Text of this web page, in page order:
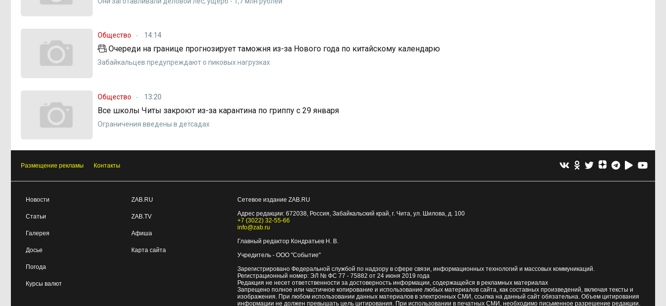
Общество 14:14
Очереди на границе прогнозирует таможня из-за Нового года по китайскому календарю
Забайкальцев предупреждают о пиковых нагрузках
Общество 13:20
Все школы Читы закроют из-за карантина по гриппу с 29 января
Ограничения введены в детсадах
Размещение рекламы Контакты
Новости
Статьи
Галерея
Досье
Погода
Курсы валют
ZAB.RU
ZAB.TV
Афиша
Карта сайта
Сетевое издание ZAB.RU
Адрес редакции: 672038, Россия, Забайкальский край, г. Чита, ул. Шилова, д. 100
+7 (3022) 32-55-66
info@zab.ru
Главный редактор Кондратьев Н. В.
Учредитель - ООО "Событие"
Зарегистрировано Федеральной службой по надзору в сфере связи, информационных технологий и массовых коммуникаций.
Регистрационный номер: ЭЛ № ФС 77 - 75882 от 24 июня 2019 года
Редакция не несет ответственности за достоверность информации, содержащейся в рекламных материалах
Запрещено полное или частичное копирование и использование любых материалов сайта, как составных произведений, включая тексты и
изображения. При любом использовании данных материалов в электронных СМИ, ссылка на данный сайт обязательна. Объем цитирования
информации не должен превышать цель цитирования. При использовании в печатных СМИ, необходимо письменное разрешение редакции.